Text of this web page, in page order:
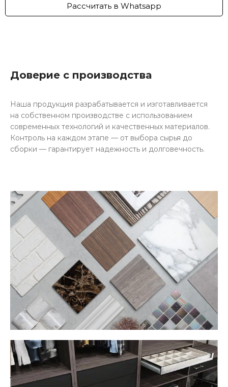
Рассчитать в Whatsapp
Доверие с производства
Наша продукция разрабатывается и изготавливается
на собственном производстве с использованием
современных технологий и качественных материалов.
Контроль на каждом этапе — от выбора сырья до
сборки — гарантирует надежность и долговечность.